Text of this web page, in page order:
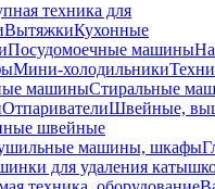
техника для
ВытяжкиКухонные
Посудомоечные машины
Мини-холодильники
машиныСтиральные
ОтпаривателиШвейные,
швейные
машины, шкафы
для удаления